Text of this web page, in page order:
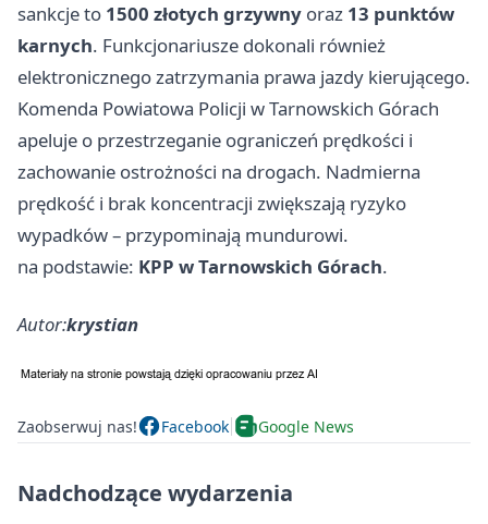
sankcje to 1500 złotych grzywny oraz 13 punktów
karnych. Funkcjonariusze dokonali również
elektronicznego zatrzymania prawa jazdy kierującego.
Komenda Powiatowa Policji w Tarnowskich Górach
apeluje o przestrzeganie ograniczeń prędkości i
zachowanie ostrożności na drogach. Nadmierna
prędkość i brak koncentracji zwiększają ryzyko
wypadków – przypominają mundurowi.
na podstawie: KPP w Tarnowskich Górach.
Autor:krystian
Zaobserwuj nas! Facebook Google News
Nadchodzące wydarzenia